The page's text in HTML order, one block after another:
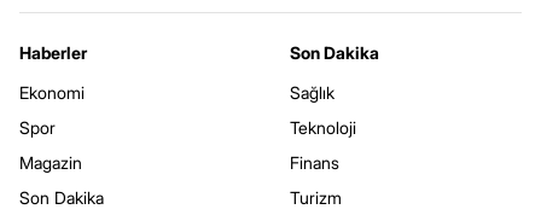
Haberler
Ekonomi
Spor
Magazin
Son Dakika
Son Dakika
Sağlık
Teknoloji
Finans
Turizm